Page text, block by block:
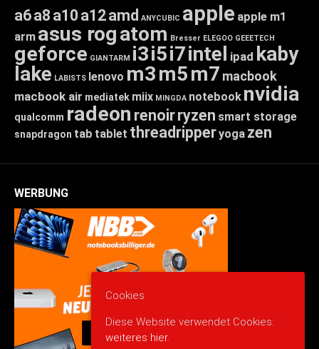
a6a8 a10 a12amd ANYCUBIC apple apple m1
arm asus rogatom Bresser ELEGOO GEEETECH
geforce GIANTARM i3i5i7intel ipad kaby
lake LABISTS lenovo m3m5m7 macbook
macbook air mediatek miix MINGDA notebook nvidia
qualcomm radeon renoirryzen smart storage
snapdragon tab tablet threadripperyoga zen
WERBUNG
Cookies
Diese Website verwendet Cookies:
weiteres hier.